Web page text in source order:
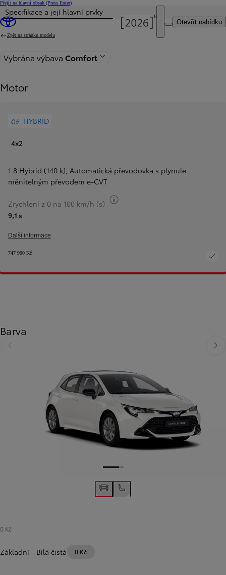
Přejít na hlavní obsah (Press Enter)
Otevřít nabídku
Byla aktualizována cena Cena vaší konfigurace činí 747 900 Kč
Specifikace a její hlavní prvky
Zpět na stránku modelu
Vybrána výbava Comfort
Motor
HYBRID
4x2
1.8 Hybrid (140 k), Automatická převodovka s plynule
měnitelným převodem e-CVT
Zrychlení z 0 na 100 km/h (s)
9,1 s
Další informace
747 900 Kč
Barva
Předchozí Další
0 Kč
Základní - Bílá čistá 0 Kč